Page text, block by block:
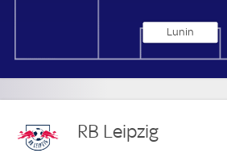
Lunin
RB Leipzig